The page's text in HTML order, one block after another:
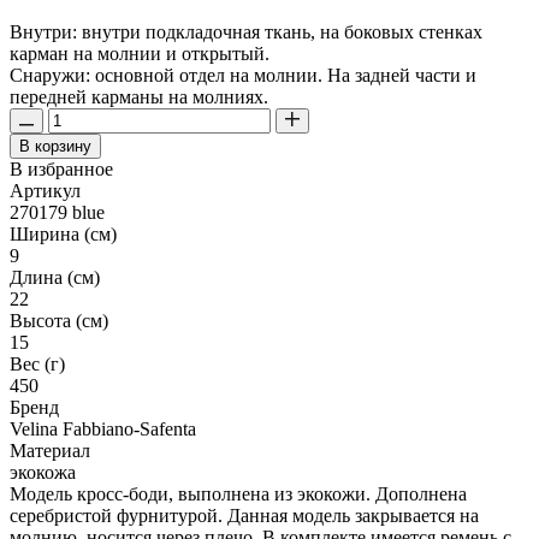
Внутри: внутри подкладочная ткань, на боковых стенках
карман на молнии и открытый.
Снаружи: основной отдел на молнии. На задней части и
передней карманы на молниях.
В корзину
В избранное
Артикул
270179 blue
Ширина (см)
9
Длина (см)
22
Высота (см)
15
Вес (г)
450
Бренд
Velina Fabbiano-Safenta
Материал
экокожа
Модель кросс-боди, выполнена из экокожи. Дополнена
серебристой фурнитурой. Данная модель закрывается на